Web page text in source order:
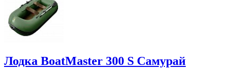
Лодка BoatMaster 300 S Самурай